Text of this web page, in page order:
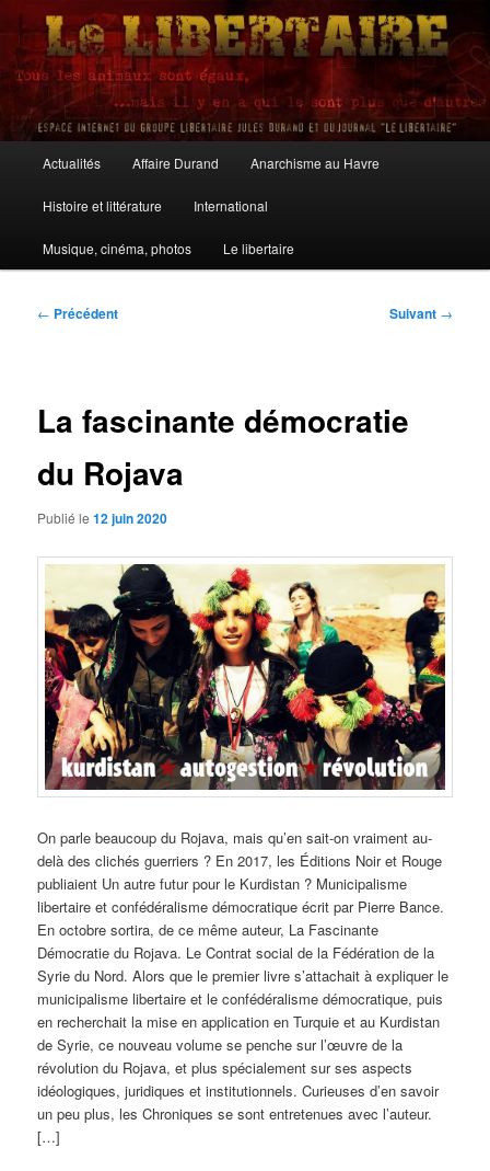
Aller
contenu
principalLe Libertaire
principal
Actualités Affaire Durand Anarchisme au Havre
Histoire et littérature International
Musique, cinéma, photos Le libertaire
Navigation
← Précédent Suivant →
La fascinante démocratie
du Rojava
Publié le12 juin 2020
On parle beaucoup du Rojava, mais qu’en sait-on vraiment au-
delà des clichés guerriers ? En 2017, les Éditions Noir et Rouge
publiaient Un autre futur pour le Kurdistan ? Municipalisme
libertaire et confédéralisme démocratique écrit par Pierre Bance.
En octobre sortira, de ce même auteur, La Fascinante
Démocratie du Rojava. Le Contrat social de la Fédération de la
Syrie du Nord. Alors que le premier livre s’attachait à expliquer le
municipalisme libertaire et le confédéralisme démocratique, puis
en recherchait la mise en application en Turquie et au Kurdistan
de Syrie, ce nouveau volume se penche sur l’œuvre de la
révolution du Rojava, et plus spécialement sur ses aspects
idéologiques, juridiques et institutionnels. Curieuses d’en savoir
un peu plus, les Chroniques se sont entretenues avec l’auteur.
[…]